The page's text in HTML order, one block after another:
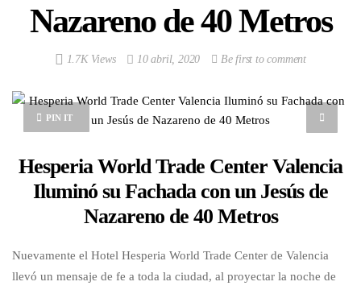
Nazareno de 40 Metros
1.7K Views 10 abril, 2020 Be first to comment
PIN IT
Hesperia World Trade Center Valencia
Iluminó su Fachada con un Jesús de
Nazareno de 40 Metros
Nuevamente el Hotel Hesperia World Trade Center de Valencia
llevó un mensaje de fe a toda la ciudad, al proyectar la noche de